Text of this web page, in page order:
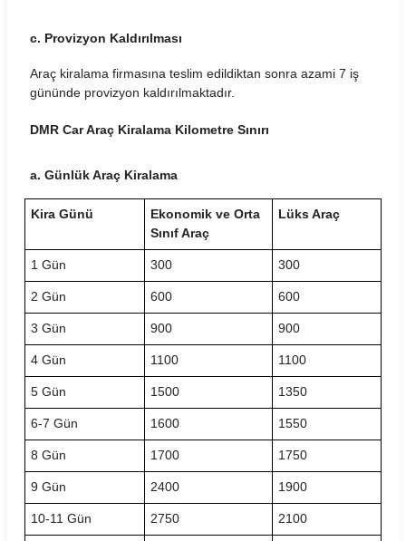
Goldcar Araç Kiralama Koşulları
Greenmotion Araç Kiralama Koşulları
Gri Rent Araç Kiralama Koşulları
Hit Araç Kiralama Koşulları
HLS Filo Araç Kiralama Koşulları
İnteria Araç Kiralama Koşulları
Kar Araç Kiralama Koşulları
Leader Araç Kiralama Koşulları
LeaseCar Araç Kiralama Koşulları
Mayrent Araç Kiralama Koşulları
Mert Araç Kiralama Koşulları
c. Provizyon Kaldırılması
Araç kiralama firmasına teslim edildiktan sonra azami 7 iş
gününde provizyon kaldırılmaktadır.
DMR Car Araç Kiralama Kilometre Sınırı
a. Günlük Araç Kiralama
Kira Günü
Ekonomik ve Orta
Sınıf Araç
Lüks Araç
1 Gün 300 300
2 Gün 600 600
3 Gün 900 900
4 Gün 1100 1100
5 Gün 1500 1350
6-7 Gün 1600 1550
8 Gün 1700 1750
9 Gün 2400 1900
10-11 Gün 2750 2100